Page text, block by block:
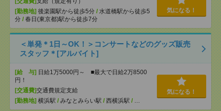
[勤務地] 後楽園駅から徒歩5分 / 水道橋駅から徒歩5
分 / 春日(東京都)駅から徒歩7分
気になる！
＜単発＊1日～OK！＞コンサートなどのグッズ販売
スタッフ＊[アルバイト]
[給 与] 日給1万5000円～ ■最大で日給2万8500
円！
[交通費]交通費規定支給
[勤務地] 横浜駅 / みなとみらい駅 / 西横浜駅 / …
気になる！